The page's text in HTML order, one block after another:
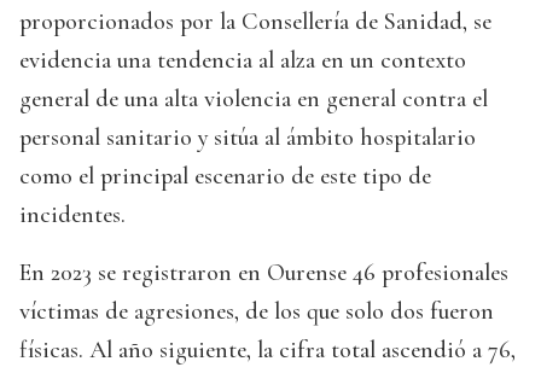
proporcionados por la Consellería de Sanidad, se
evidencia una tendencia al alza en un contexto
general de una alta violencia en general contra el
personal sanitario y sitúa al ámbito hospitalario
como el principal escenario de este tipo de
incidentes.
En 2023 se registraron en Ourense 46 profesionales
víctimas de agresiones, de los que solo dos fueron
físicas. Al año siguiente, la cifra total ascendió a 76,